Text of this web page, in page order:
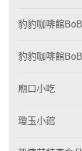
豹豹咖啡館
豹豹咖啡館
廟口小吃
瓊玉小館